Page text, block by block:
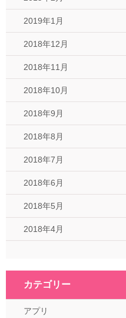
2019年1月
2018年12月
2018年11月
2018年10月
2018年9月
2018年8月
2018年7月
2018年6月
2018年5月
2018年4月
カテゴリー
アプリ